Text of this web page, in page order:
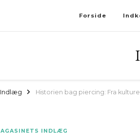
Forside
Indlæg Historien bag piercing: Fra
INDLÆG